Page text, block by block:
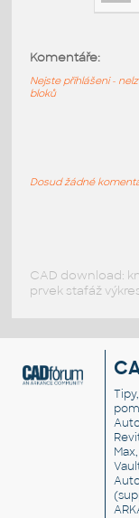
Komentáře:
Nejste přihlášeni -
bloků
Dosud žádné
CAD download:
prvek stafáž